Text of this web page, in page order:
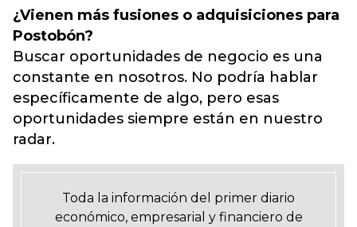
¿Vienen más fusiones o adquisiciones para
Postobón?
Buscar oportunidades de negocio es una
constante en nosotros. No podría hablar
específicamente de algo, pero esas
oportunidades siempre están en nuestro
radar.
Toda la información del primer diario
económico, empresarial y financiero de